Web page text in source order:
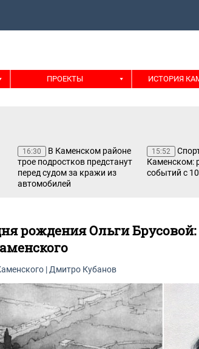
ПРОЕКТЫ ИСТОРИЯ
16:30
В Каменском районе
трое подростков предстанут
перед судом за кражи из
автомобилей
15:52
Каменском:
событий с
рождения Ольги
| Дмитро Кубанов